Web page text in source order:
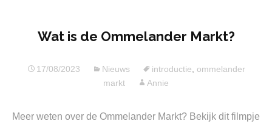
Wat is de Ommelander Markt?
17/08/2023 Nieuws introductie
ommelander
markt
Annie
Meer weten over de Ommelander Markt? Bekijk dit filmpje